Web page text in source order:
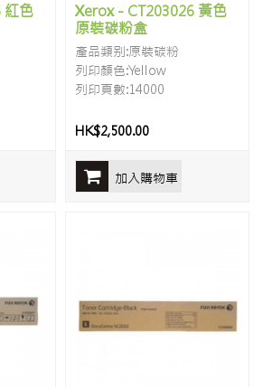
紅色
Xerox - CT203026 黃色
原裝碳粉盒
產品類别:原裝碳粉
列印顏色:Yellow
列印頁數:14000
HK$2,500.00
加入購物車